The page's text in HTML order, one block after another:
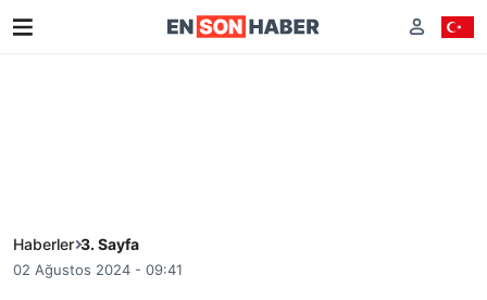
Haberler 3. Sayfa
02 Ağustos 2024 - 09:41